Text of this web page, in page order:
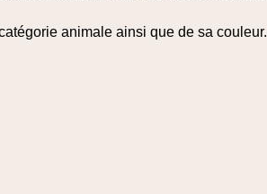
animale ainsi que de sa couleur.